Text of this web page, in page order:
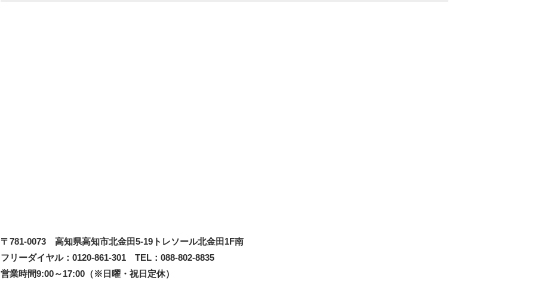
〒781-0073 高知県高知市北金田5-19 トレソール北金田1F南
フリーダイヤル：0120-861-301 TEL：088-802-8835
営業時間9:00～17:00（※日曜・祝日定休）